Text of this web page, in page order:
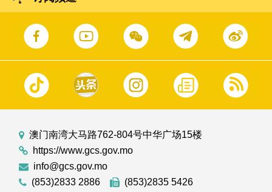
澳门南湾大马路762-804号中华广场15楼
https://www.gcs.gov.mo
info@gcs.gov.mo
(853)2833 2886
(853)2835 5426